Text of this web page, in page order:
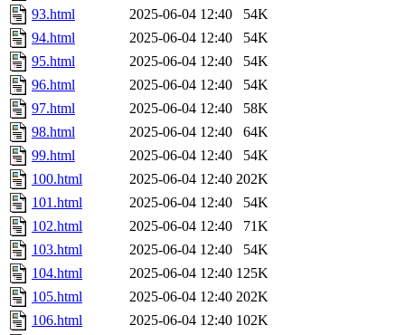
93.html
2025-06-04 12:40
54K
94.html
2025-06-04 12:40
54K
95.html
2025-06-04 12:40
54K
96.html
2025-06-04 12:40
54K
97.html
2025-06-04 12:40
58K
98.html
2025-06-04 12:40
64K
99.html
2025-06-04 12:40
54K
100.html
2025-06-04 12:40 202K
101.html
2025-06-04 12:40
54K
102.html
2025-06-04 12:40
71K
103.html
2025-06-04 12:40
54K
104.html
2025-06-04 12:40 125K
105.html
2025-06-04 12:40 202K
106.html
2025-06-04 12:40 102K